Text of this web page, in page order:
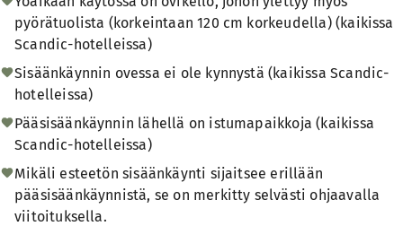
pyörätuolista (korkeintaan 120 cm korkeudella) (kaikissa
Scandic-hotelleissa)
Sisäänkäynnin ovessa ei ole kynnystä (kaikissa Scandic-
hotelleissa)
Pääsisäänkäynnin lähellä on istumapaikkoja (kaikissa
Scandic-hotelleissa)
Mikäli esteetön sisäänkäynti sijaitsee erillään
pääsisäänkäynnistä, se on merkitty selvästi ohjaavalla
viitoituksella.